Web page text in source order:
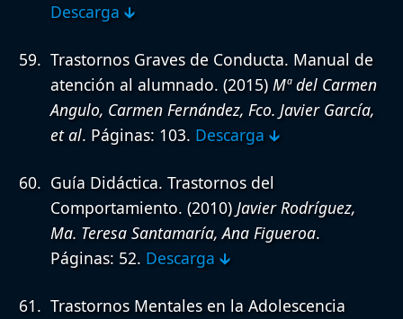
Descarga 🡳
Trastornos Graves de Conducta. Manual de
atención al alumnado. (2015) Mª del Carmen
Angulo, Carmen Fernández, Fco. Javier García,
et al. Páginas: 103. Descarga 🡳
Guía Didáctica. Trastornos del
Comportamiento. (2010) Javier Rodríguez,
Ma. Teresa Santamaría, Ana Figueroa.
Páginas: 52. Descarga 🡳
Trastornos Mentales en la Adolescencia